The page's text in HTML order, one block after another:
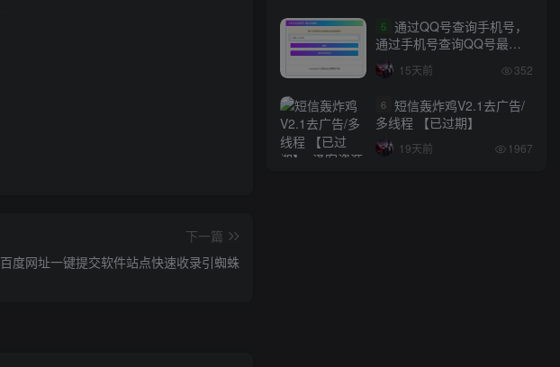
下一篇
百度网址一键提交软件站点快速收录引蜘蛛
5 通过QQ号查询手机号，
通过手机号查询QQ号最新
网站源码
15天前 352
6 短信轰炸鸡V2.1去广告/
多线程 【已过期】
19天前 1967